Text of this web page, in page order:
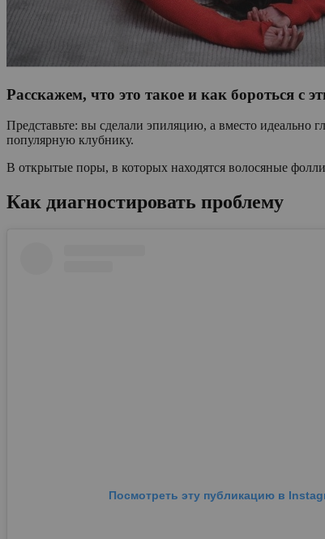
Расскажем, что это такое и как бороться с
Представьте: вы сделали эпиляцию, а вместо
популярную клубнику.
В открытые поры, в которых находятся волосяные
Как диагностировать проблему
Посмотреть эту публикацию в